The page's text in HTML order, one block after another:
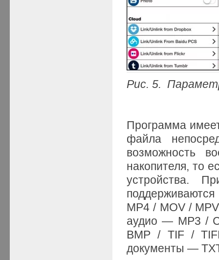
Рис. 5.
Программа
файла
возможность
накопителя, то
устройства.
MP4 / MOV /
аудио — MP3 /
BMP / TIF /
документы —